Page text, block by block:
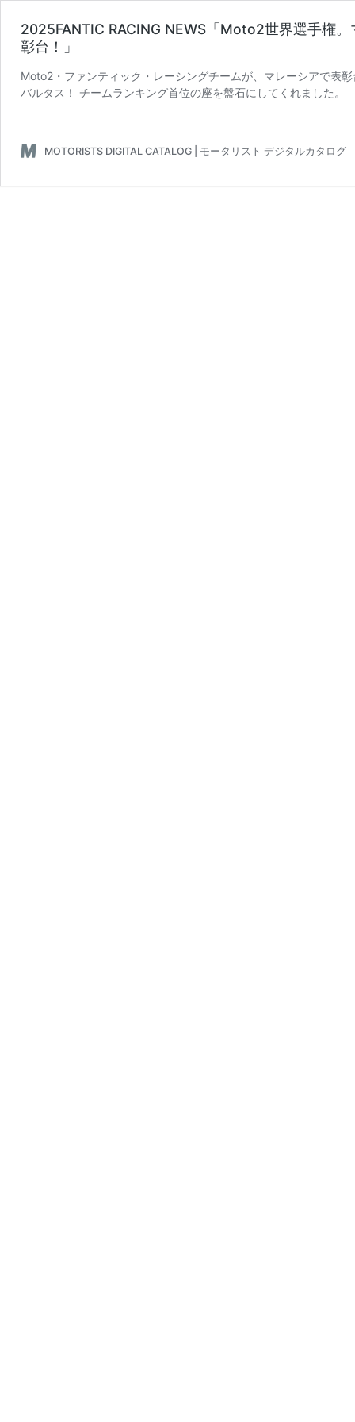
2025FANTIC RACING NEWS「Moto2世界選手権
彰台！」
Moto2・ファンティック・レーシングチームが、マレーシアで表
バルタス！ チームランキング首位の座を盤石にしてくれました。
MOTORISTS DIGITAL CATALOG | モータリスト デジタルカタログ